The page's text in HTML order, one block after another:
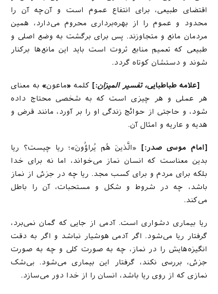
اقتضای طبیعی، برای انتفاع عموم است و آن‌چه آن را
محدود و عموم را از بهره‌برداری محروم می‌دارد، همین
مردمان مانع و متجاوزند. پس برای برگشت به وضع اصلی و
طبیعی که تعمیم منابع ثروت است باید این مانع‌ها برکنار
شوند و دستشان کوتاه گردد.
[علامه طباطبایی، تفسیر المیزان:] كلمه «ماعون» به معناى
هر عملى و هر چیزى است كه به شخصى محتاج داده
شود، و حاجتى از حوائج زندگى او را بر آورد، مانند قرض و
هدیه و عاریه و امثال آن.
[امام موسی صدر:] «الَّذینَ هُم یُراؤُونَ»؛ ریا چیست؟ ریا
بدین معناست که انسان نماز می‌خواند، اما نه برای خدا
بلکه برای مردم و برای کسب مجد. ریا چه در جزئی از نماز
باشد، چه در شروط و شکل و مستحبات، آن را باطل
می‌کند.
ریا بیماری دشواری است. آدمی از جایی که گمان نمی‌برد،
گرفتار ریا می‌شود. اگر آدمی هوشیار نباشد و اگر به دقت
انگیزه‌هایش را در نماز، چه به صورت کلی و چه به صورت
جزئی، بررسی نکند، گرفتار این بیماری می‌شود. بی‌شک
نمازی که از روی ریا باشد، انسان را از خدا دور می‌سازد.